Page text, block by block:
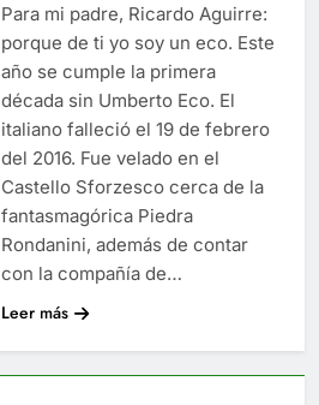
Para mi padre, Ricardo Aguirre:
porque de ti yo soy un eco. Este
año se cumple la primera
década sin Umberto Eco. El
italiano falleció el 19 de febrero
del 2016. Fue velado en el
Castello Sforzesco cerca de la
fantasmagórica Piedra
Rondanini, además de contar
con la compañía de…
Leer más